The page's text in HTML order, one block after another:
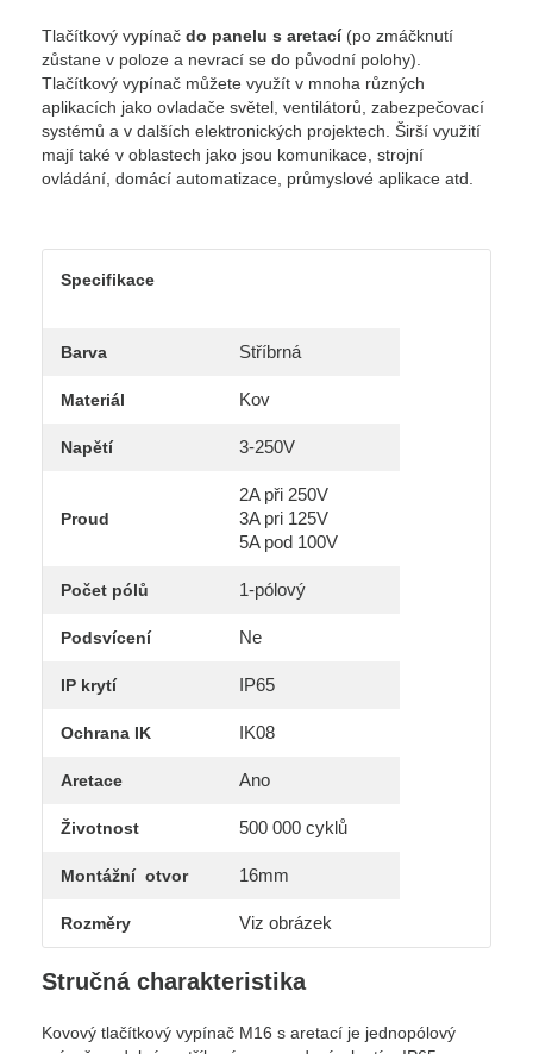
Tlačítkový vypínač do panelu s aretací(po zmáčknutí
zůstane v poloze a nevrací se do původní polohy).
Tlačítkový vypínač můžete využít v mnoha různých
aplikacích jako ovladače světel, ventilátorů, zabezpečovací
systémů a v dalších elektronických projektech. Širší využití
mají také v oblastech jako jsou komunikace, strojní
ovládání, domácí automatizace, průmyslové aplikace atd.
Specifikace
Barva Stříbrná
Materiál Kov
Napětí 3-250V
Proud
2A při 250V
3A pri 125V
5A pod 100V
Počet pólů 1-pólový
Podsvícení Ne
IP krytí IP65
Ochrana IK IK08
Aretace Ano
Životnost 500 000 cyklů
Montážní otvor 16mm
Rozměry Viz obrázek
Stručná charakteristika
Kovový tlačítkový vypínač M16 s aretací je jednopólový